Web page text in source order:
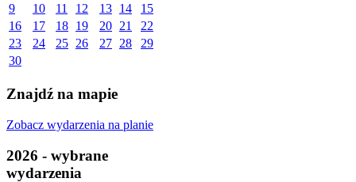
9
10 11 12 13 14
15
16
17 18 19 20 21
22
23
24 25 26 27 28
29
30
Znajdź na mapie
Zobacz wydarzenia na planie
2026 - wybrane
wydarzenia